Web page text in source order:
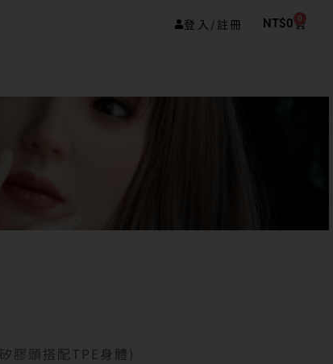
登入/註冊 NT$0 0
膠頭搭配TPE身體)